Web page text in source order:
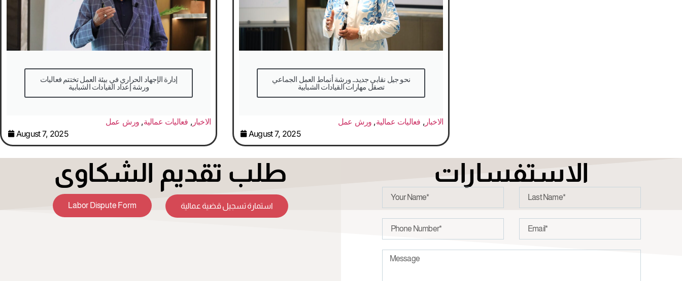
إدارة الإجهاد الحراري في بيئة العمل تختتم فعاليات
ورشة إعداد القيادات الشبابية
الاخبار, فعاليات عمالية, ورش عمل
August 7, 2025
نحو جيل نقابي جديد.. ورشة أنماط العمل الجماعي
تصقل مهارات القيادات الشبابية
الاخبار, فعاليات عمالية, ورش عمل
August 7, 2025
طلب تقديم الشكاوى
Labor Dispute Form استمارة تسجيل قضية عمالية
الاستفسارات